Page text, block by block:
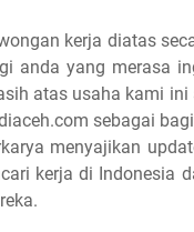
kerja diatas
anda yang merasa
atas usaha kami
sebagai
menyajikan
kerja di Indonesia